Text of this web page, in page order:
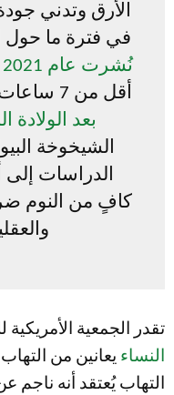
الأرق وتدني
في فترة ما حول
نُشرت عام 2021
أقل من 7 ساعات في الليلة – خلال
بعد الولادة
الشيخوخة
الدراسات
كافٍ من النوم
تقدر الجمعية الأمريكية
النساء يعانين من التهاب
التهاب يُعتقد أنه ناجم